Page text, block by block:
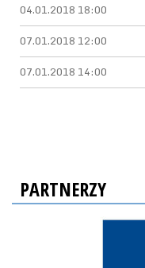
04.01.2018 18:00
07.01.2018 12:00
07.01.2018 14:00
PARTNERZY